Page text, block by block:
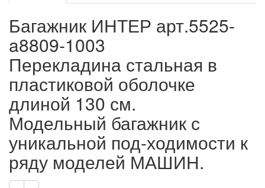
Багажник ИНТЕР арт.5525-
a8809-1003
Перекладина стальная в
пластиковой оболочке
длиной 130 см.
Модельный багажник с
уникальной под-ходимости к
ряду моделей МАШИН.